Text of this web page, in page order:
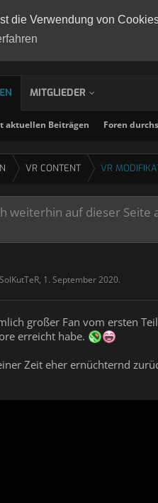
die Verwendung von
aktuellen Beiträgen Foren
MITGLIEDER
VR CONTENT VR
weiterhin auf dieser
SolKutTeR, 1. September 2020.
großer Fan vom ersten
erreicht habe.
Zeit eher ernüchternd